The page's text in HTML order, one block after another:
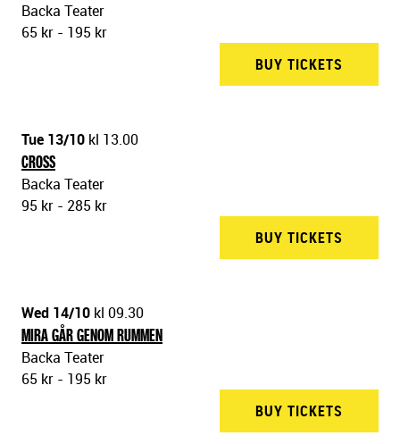
Backa Teater
65 kr - 195 kr
BUY TICKETS
Tue 13/10 kl 13.00
CROSS
Backa Teater
95 kr - 285 kr
BUY TICKETS
Wed 14/10 kl 09.30
MIRA GÅR GENOM RUMMEN
Backa Teater
65 kr - 195 kr
BUY TICKETS